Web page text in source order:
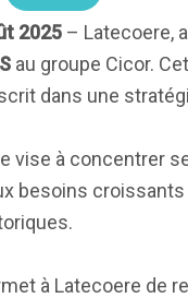
2025 – Latecoere,
au groupe Cicor.
dans une
vise à concentrer
besoins
à Latecoere de